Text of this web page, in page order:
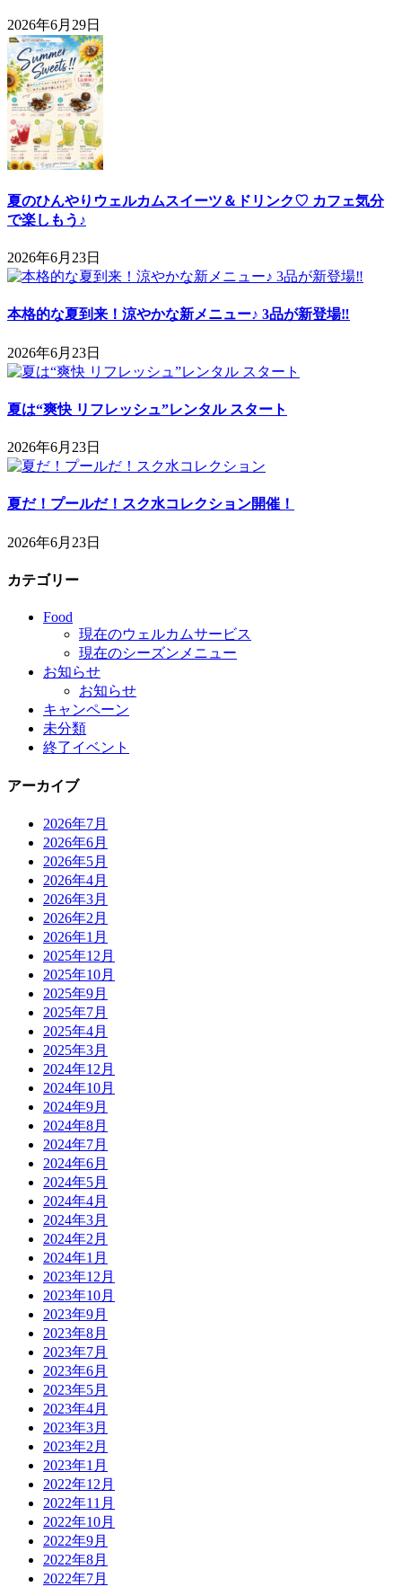
2026年6月29日
夏のひんやりウェルカムスイーツ＆ドリンク♡ カフェ気分
で楽しもう♪
2026年6月23日
本格的な夏到来！涼やかな新メニュー♪ 3品が新登場‼
2026年6月23日
夏は“爽快 リフレッシュ”レンタル スタート
2026年6月23日
夏だ！プールだ！スク水コレクション開催！
2026年6月23日
カテゴリー
Food
現在のウェルカムサービス
現在のシーズンメニュー
お知らせ
お知らせ
キャンペーン
未分類
終了イベント
アーカイブ
2026年7月
2026年6月
2026年5月
2026年4月
2026年3月
2026年2月
2026年1月
2025年12月
2025年10月
2025年9月
2025年7月
2025年4月
2025年3月
2024年12月
2024年10月
2024年9月
2024年8月
2024年7月
2024年6月
2024年5月
2024年4月
2024年3月
2024年2月
2024年1月
2023年12月
2023年10月
2023年9月
2023年8月
2023年7月
2023年6月
2023年5月
2023年4月
2023年3月
2023年2月
2023年1月
2022年12月
2022年11月
2022年10月
2022年9月
2022年8月
2022年7月